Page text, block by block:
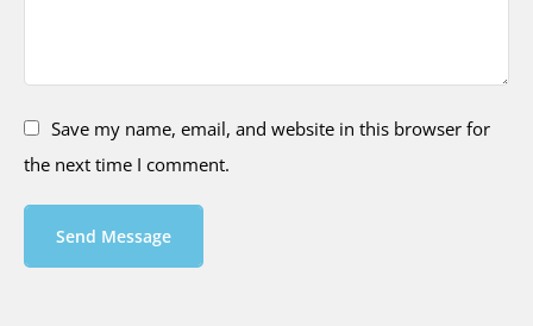
Save my name, email, and website in this browser for
the next time I comment.
Send Message